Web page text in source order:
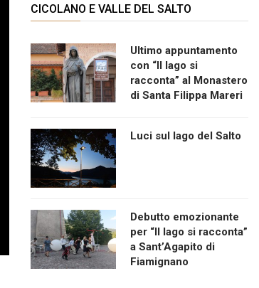
CICOLANO E VALLE DEL SALTO
Ultimo appuntamento
con “Il lago si
racconta” al Monastero
di Santa Filippa Mareri
Luci sul lago del Salto
Debutto emozionante
per “Il lago si racconta”
a Sant’Agapito di
Fiamignano